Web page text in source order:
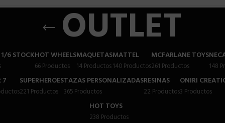
OUTLET
6 STOCKHOT WHEELS
66 Productos
MAQUETAS
14 Productos
MATTEL
140 Productos
MCFARLANE TOYS
261 Productos 148
7 SUPERHEROES
221 Productos
TAZAS PERSONALIZADAS
365 Productos
RESINAS
22 Productos
ONIRI
3 Productos
HOT TOYS
238 Productos